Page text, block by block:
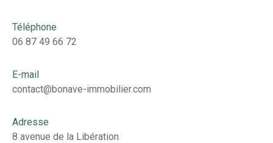
Téléphone
06 87 49 66 72
E-mail
contact@bonave-immobilier.com
Adresse
8 avenue de la Libération